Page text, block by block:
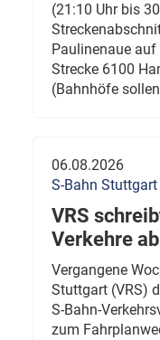
(21:10 Uhr bis
Paulinenaue
Strecke 6100
(Bahnhöfe
06.08.2026
S-Bahn Stuttgart
VRS
Verkehre
Vergangene
Stuttgart (VRS)
S-Bahn-
zum